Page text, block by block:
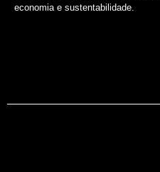
economia e sustentabilidade.